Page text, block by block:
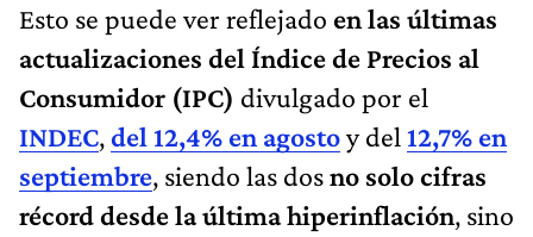
Esto se puede ver reflejado en las últimas
actualizaciones del Índice de Precios al
Consumidor (IPC) divulgado por el
INDEC,del 12,4% en agostoy del 12,7% en
septiembre, siendo las dosno solo cifras
récord desde la última hiperinflación, sino